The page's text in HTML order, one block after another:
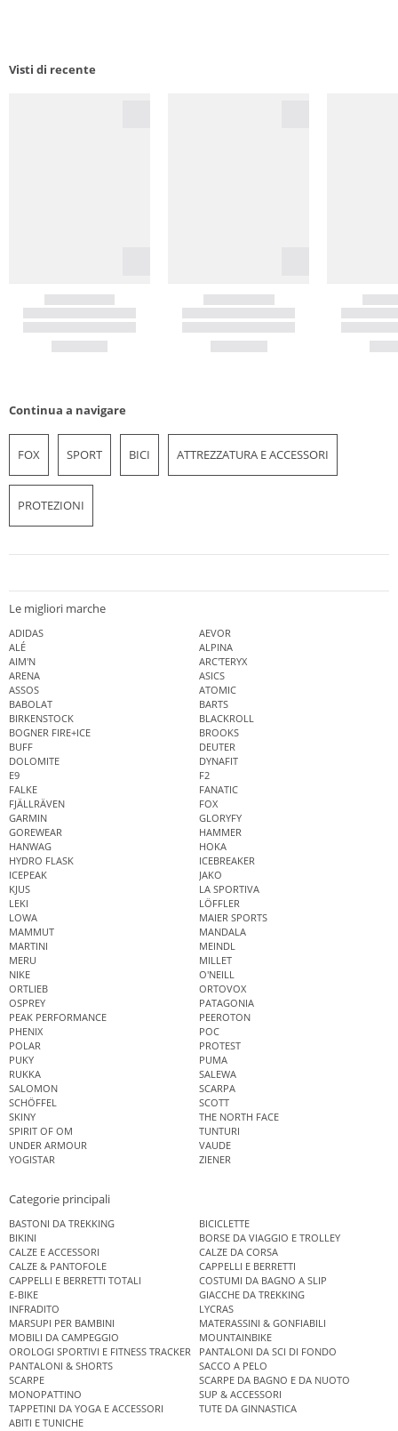
Visti di recente
Continua a navigare
FOX SPORT BICI ATTREZZATURA E ACCESSORI
PROTEZIONI
Le migliori marche
ADIDAS
AEVOR
ALÉ
ALPINA
AIM'N
ARC'TERYX
ARENA
ASICS
ASSOS
ATOMIC
BABOLAT
BARTS
BIRKENSTOCK
BLACKROLL
BOGNER FIRE+ICE
BROOKS
BUFF
DEUTER
DOLOMITE
DYNAFIT
E9
F2
FALKE
FANATIC
FJÄLLRÄVEN
FOX
GARMIN
GLORYFY
GOREWEAR
HAMMER
HANWAG
HOKA
HYDRO FLASK
ICEBREAKER
ICEPEAK
JAKO
KJUS
LA SPORTIVA
LEKI
LÖFFLER
LOWA
MAIER SPORTS
MAMMUT
MANDALA
MARTINI
MEINDL
MERU
MILLET
NIKE
O'NEILL
ORTLIEB
ORTOVOX
OSPREY
PATAGONIA
PEAK PERFORMANCE
PEEROTON
PHENIX
POC
POLAR
PROTEST
PUKY
PUMA
RUKKA
SALEWA
SALOMON
SCARPA
SCHÖFFEL
SCOTT
SKINY
THE NORTH FACE
SPIRIT OF OM
TUNTURI
UNDER ARMOUR
VAUDE
YOGISTAR
ZIENER
Categorie principali
BASTONI DA TREKKING
BICICLETTE
BIKINI
BORSE DA VIAGGIO E TROLLEY
CALZE E ACCESSORI
CALZE DA CORSA
CALZE & PANTOFOLE
CAPPELLI E BERRETTI
CAPPELLI E BERRETTI TOTALI
COSTUMI DA BAGNO A SLIP
E-BIKE
GIACCHE DA TREKKING
INFRADITO
LYCRAS
MARSUPI PER BAMBINI
MATERASSINI & GONFIABILI
MOBILI DA CAMPEGGIO
MOUNTAINBIKE
OROLOGI SPORTIVI E FITNESS TRACKER
PANTALONI DA SCI DI FONDO
PANTALONI & SHORTS
SACCO A PELO
SCARPE
SCARPE DA BAGNO E DA NUOTO
MONOPATTINO
SUP & ACCESSORI
TAPPETINI DA YOGA E ACCESSORI
TUTE DA GINNASTICA
ABITI E TUNICHE